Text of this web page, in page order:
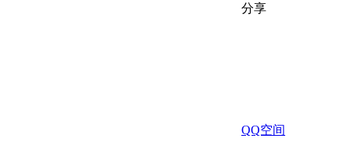
分享
QQ空间